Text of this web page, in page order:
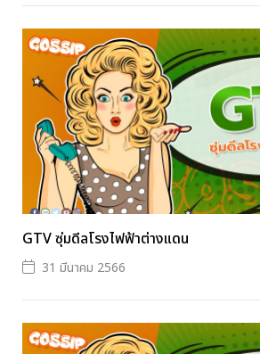
GTV ซุ่มดีลโรงไฟฟ้าต่างแดน
31 มีนาคม 2566